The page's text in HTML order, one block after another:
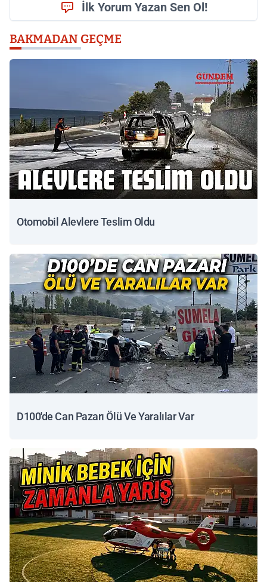
İlk Yorum Yazan Sen Ol!
BAKMADAN GEÇME
Otomobil Alevlere Teslim Oldu
D100'de Can Pazarı Ölü Ve Yaralılar Var